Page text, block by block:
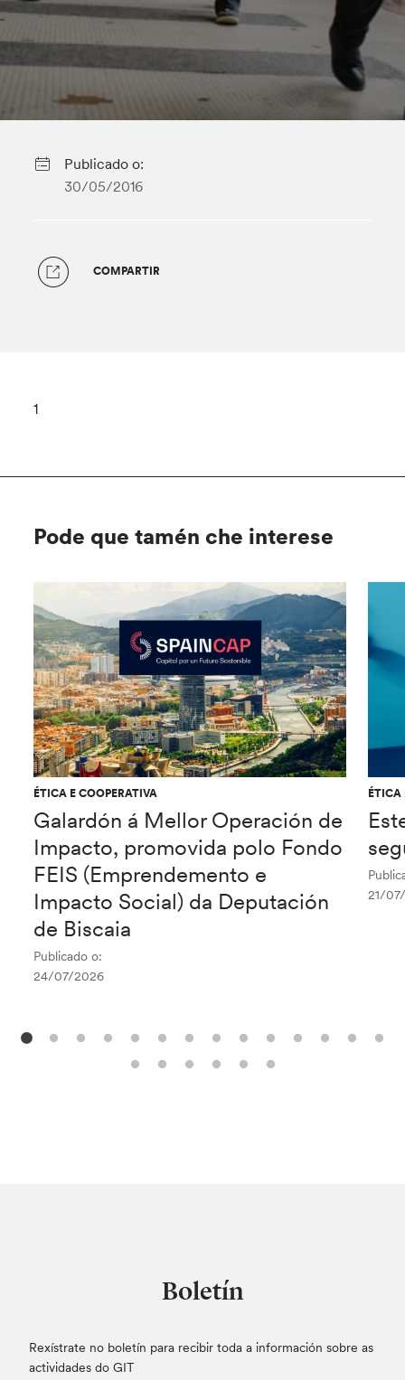
Publicado o:
30/05/2016
COMPARTIR
1
Pode que tamén che interese
ÉTICA E COOPERATIVA
Galardón á Mellor Operación de
Impacto, promovida polo Fondo
FEIS (Emprendemento e
Impacto Social) da Deputación
de Biscaia
Publicado o:
24/07/2026
ÉTICA
21/
Boletín
Rexístrate no boletín para recibir toda a información sobre as
actividades do GIT